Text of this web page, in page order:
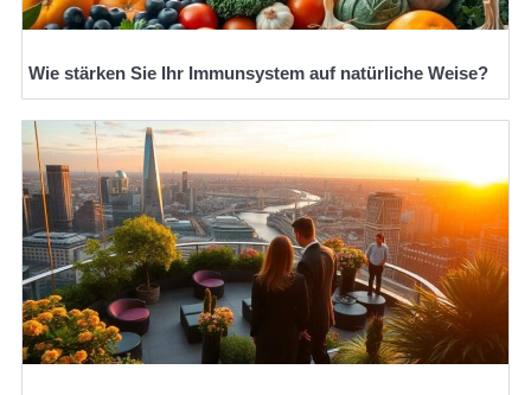
Wie stärken Sie Ihr Immunsystem auf natürliche Weise?